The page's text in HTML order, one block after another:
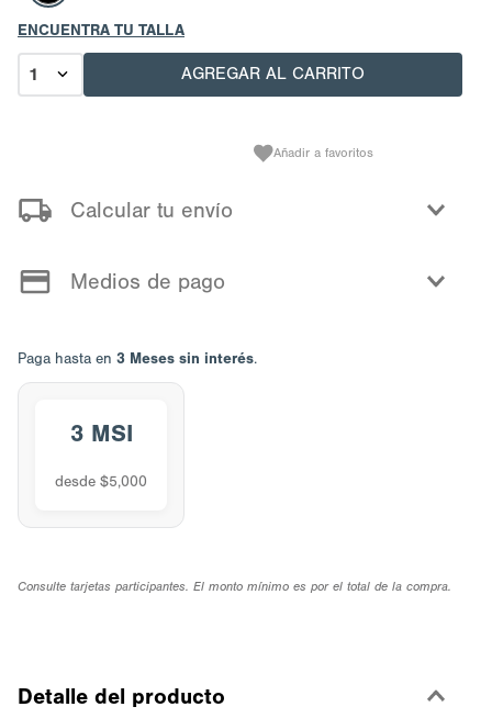
ENCUENTRA TU TALLA
1 AGREGAR AL CARRITO
Calcular tu envío
Medios de pago
Paga hasta en 3 Meses sin interés.
3 MSI
desde $5,000
Consulte tarjetas participantes. El monto mínimo es por el total de la compra.
Detalle del producto